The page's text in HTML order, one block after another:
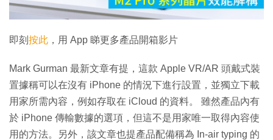
影
片
即刻 按此 ，用 App 睇更多產品開箱影片
Mark Gurman 最新文章有提，這款 Apple VR/AR 頭戴式裝
置據稱可以在沒有 iPhone 的情況下進行設置，並獨立下載
用家所需內容，例如存取在 iCloud 的資料。 雖然產品內有
於 iPhone 傳輸數據的選項，但這不是用家唯一取得內容使
用的方法。另外，該文章也提產品配備稱為 In-air typing 的